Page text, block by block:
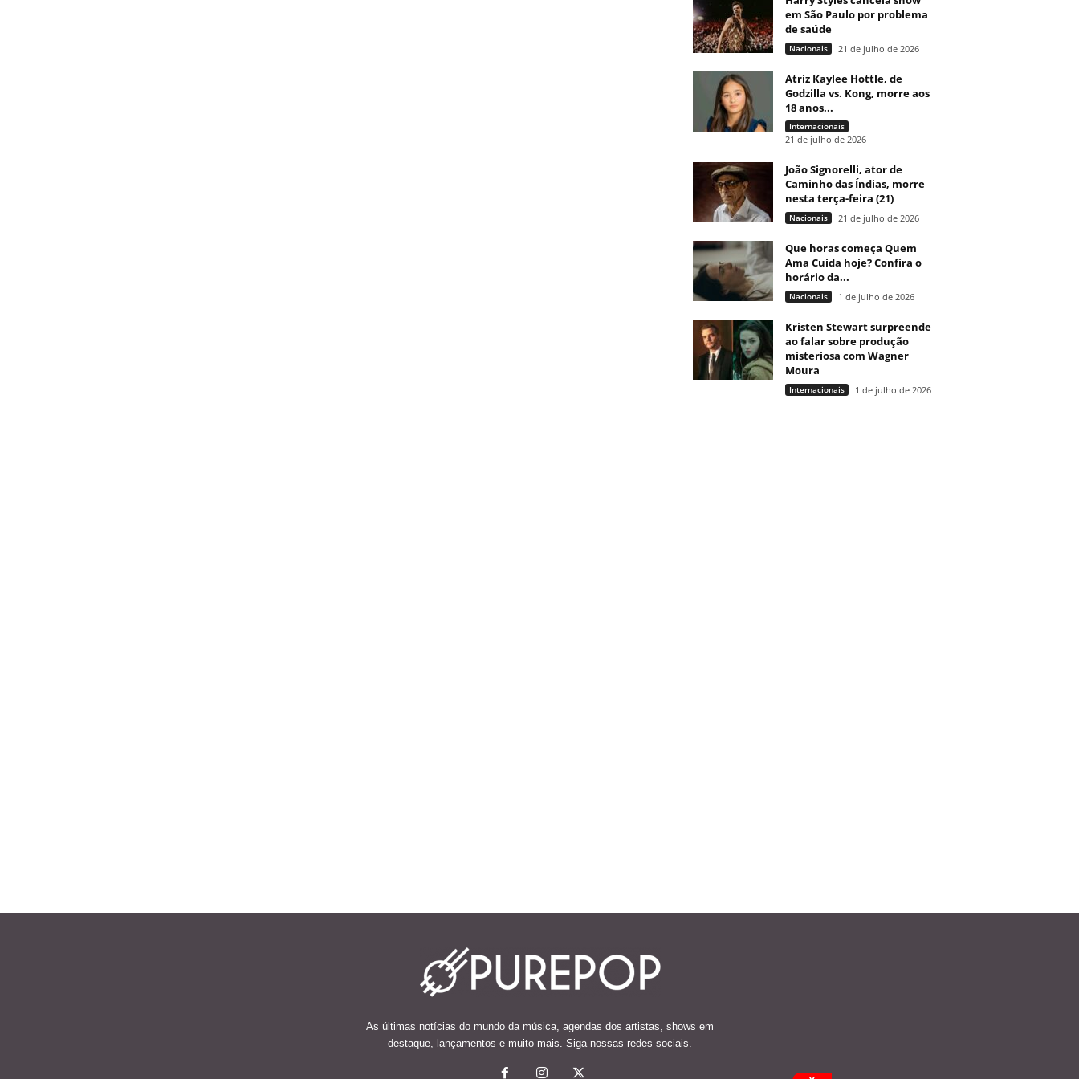
em São Paulo por problema
de saúde
Nacionais 21 de julho de 2026
Atriz Kaylee Hottle, de
Godzilla vs. Kong, morre aos
18 anos...
Internacionais
21 de julho de 2026
João Signorelli, ator de
Caminho das Índias, morre
nesta terça-feira (21)
Nacionais 21 de julho de 2026
Que horas começa Quem
Ama Cuida hoje? Confira o
horário da...
Nacionais 1 de julho de 2026
Kristen Stewart surpreende
ao falar sobre produção
misteriosa com Wagner
Moura
Internacionais 1 de julho de 2026
As últimas notícias do mundo da música, agendas dos artistas, shows em
destaque, lançamentos e muito mais. Siga nossas redes sociais.